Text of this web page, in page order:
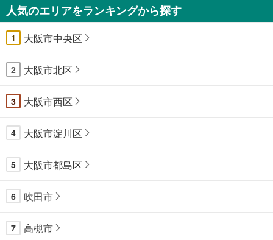
人気のエリアをランキングから探す
1 大阪市中央区
2 大阪市北区
3 大阪市西区
4 大阪市淀川区
5 大阪市都島区
6 吹田市
7 高槻市